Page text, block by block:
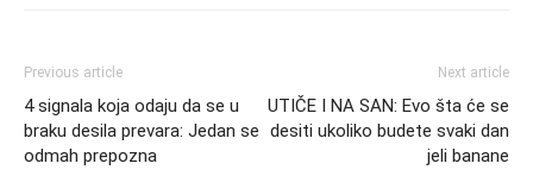
Previous article
4 signala koja odaju da se u
braku desila prevara: Jedan se
odmah prepozna
Next article
UTIČE I NA SAN: Evo šta će se
desiti ukoliko budete svaki dan
jeli banane